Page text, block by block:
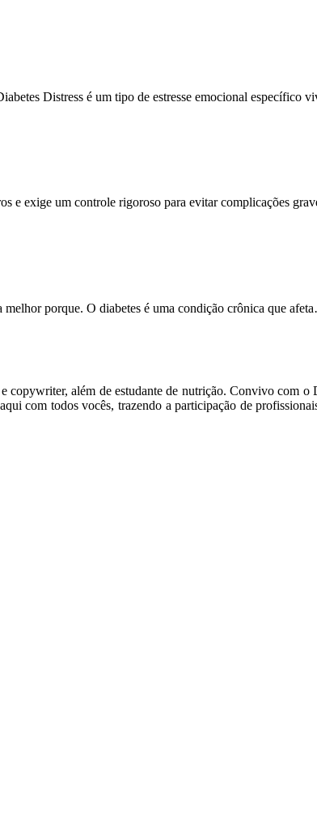
Distress é um tipo de estresse emocional específico
e exige um controle rigoroso para evitar complicações
melhor porque. O diabetes é uma condição crônica que
além de estudante de nutrição. Convivo com o
com todos vocês, trazendo a participação de